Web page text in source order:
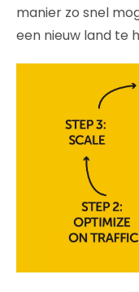
manier zo snel
een nieuw land te